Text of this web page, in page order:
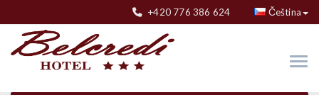
+420 776 386 624 Čeština